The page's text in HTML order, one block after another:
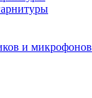
и микрофонов